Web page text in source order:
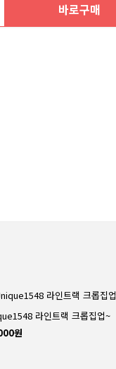
바로구매
라인트랙 크롭집업~
원